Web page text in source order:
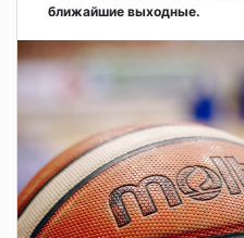
ближайшие выходные.